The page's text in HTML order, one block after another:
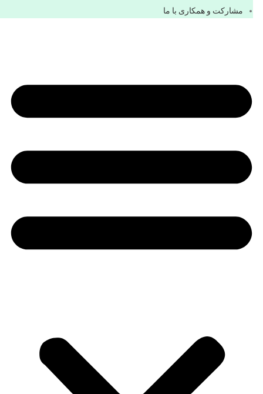
مشاركت و همكاری با ما